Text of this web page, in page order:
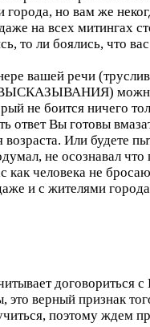
города, но вам же
на всех митингах
то ли боялись, что
вашей речи
можно
не боится ничего
ответ Вы готовы
возраста. Или будете
не осознавал
как человека не
и с жителями
договориться
верный признак
поэтому ждем